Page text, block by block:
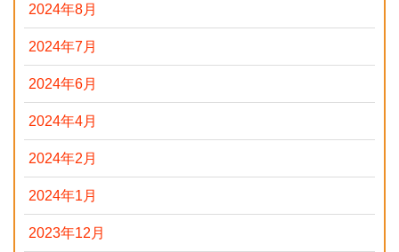
2024年8月
2024年7月
2024年6月
2024年4月
2024年2月
2024年1月
2023年12月